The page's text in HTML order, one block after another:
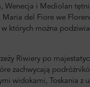
Wenecja i Mediolan
del Fiore we
których można
Riwiery po
zachwycają
widokami, Toskania z